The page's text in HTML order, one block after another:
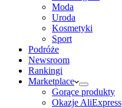
Moda
Uroda
Kosmetyki
Sport
Podróże
Newsroom
Rankingi
Marketplace
Gorące produkty
Okazje AliExpress